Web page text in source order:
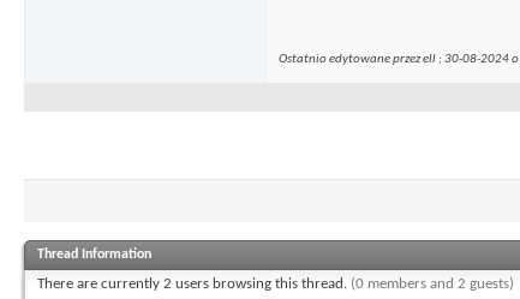
Ostatnio edytowane przez ell ; 30-08-2024 o
Thread Information
There are currently 2 users browsing this thread. (0 members and 2 guests)